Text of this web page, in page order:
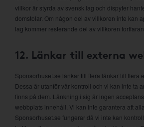
villkor är styrda av svensk lag och dispyter
domstolar. Om någon del av villkoren inte kan
lag kommer resterande del av villkoren
12. Länkar till externa
Sponsorhuset.se länkar till flera länkar till flera
Dessa är utanför vår kontroll och vi kan inte ta
finns på dem. Länkning i sig är ingen
webbplats innehåll. Vi kan inte garantera att
Sponsorhuset.se fungerar då vi inte kan